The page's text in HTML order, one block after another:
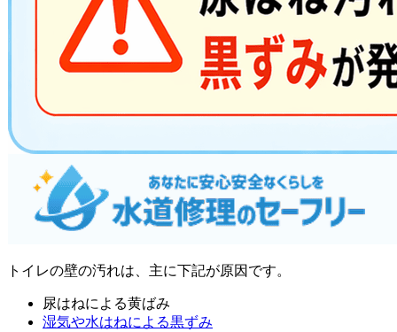
トイレの壁の汚れは、主に下記が原因です。
尿はねによる黄ばみ
湿気や水はねによる黒ずみ